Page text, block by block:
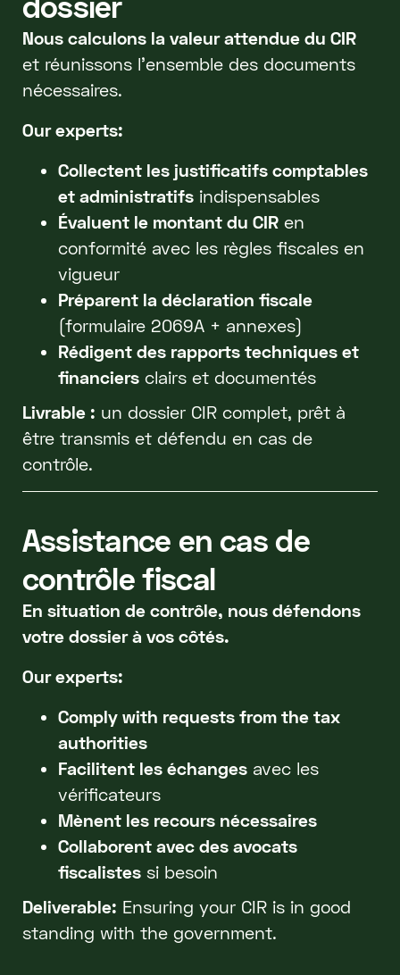
Nous calculons la valeur attendue du CIR
et réunissons l'ensemble des documents
nécessaires.
Our experts:
Collectent les justificatifs comptables
et administratifsindispensables
Évaluent le montant du CIRen
conformité avec les règles fiscales en
vigueur
Préparent la déclaration fiscale
(formulaire 2069A + annexes)
Rédigent des rapports techniques et
financiersclairs et documentés
Livrable : un dossier CIR complet, prêt à
être transmis et défendu en cas de
contrôle.
Assistance en cas de
contrôle fiscal
En situation de contrôle, nous défendons
votre dossier à vos côtés.
Our experts:
Comply with requests from the tax
authorities
Facilitent les échangesavec les
vérificateurs
Mènent les recours nécessaires
Collaborent avec des avocats
fiscalistessi besoin
Deliverable: Ensuring your CIR is in good
standing with the government.